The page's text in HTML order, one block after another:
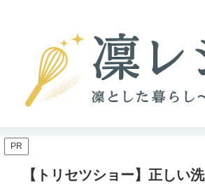
PR
【トリセツショー】正しい